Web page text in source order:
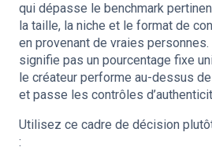
qui dépasse le benchmark
la taille, la niche et le format de
en provenant de vraies personnes.
signifie pas un pourcentage fixe
le créateur performe au-dessus
et passe les contrôles
Utilisez ce cadre de décision
: